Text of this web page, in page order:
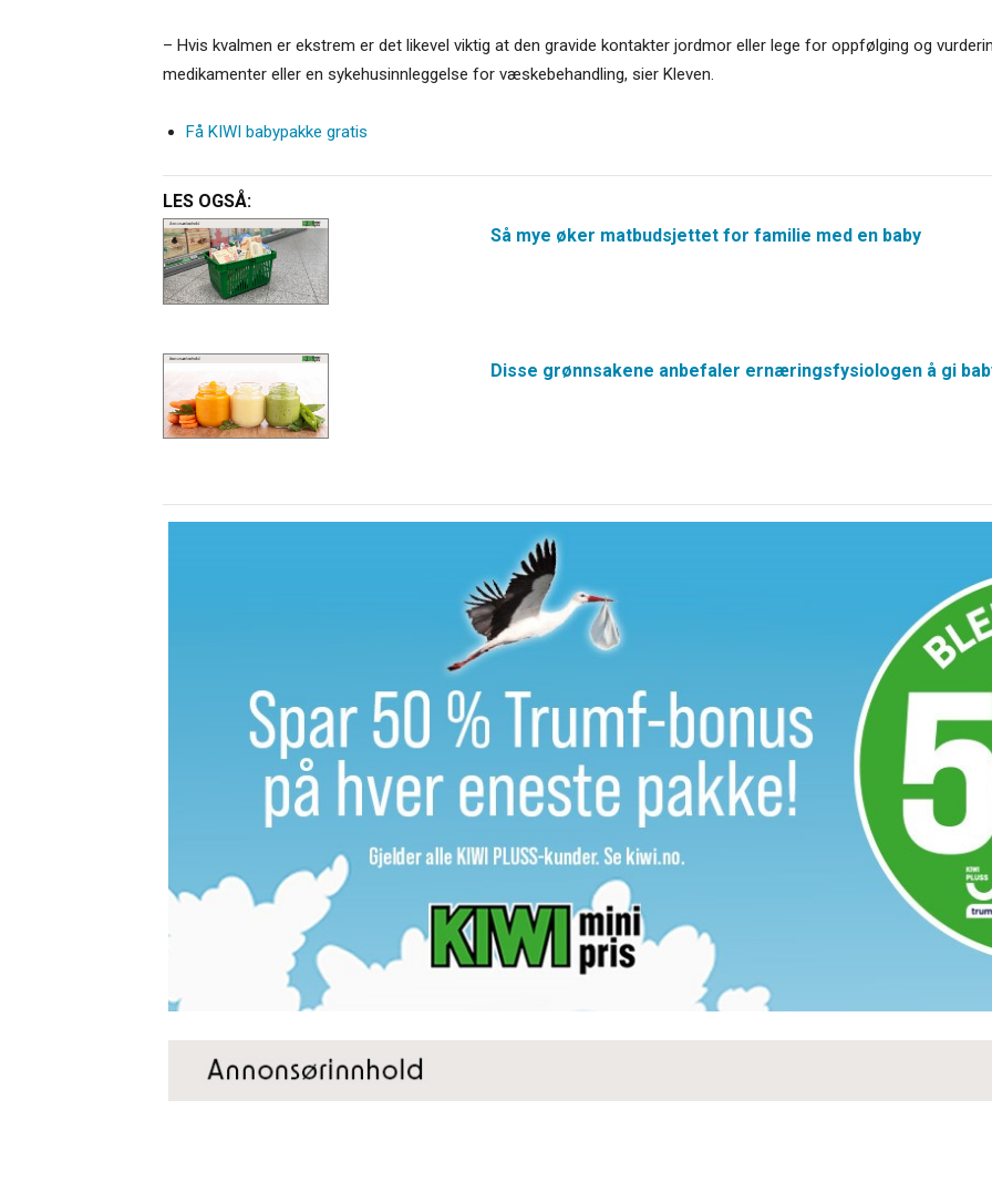
– Hvis kvalmen er ekstrem er det likevel viktig at den gravide kontakter jordmor eller lege for oppfølging og
medikamenter eller en sykehusinnleggelse for væskebehandling, sier Kleven.
Få KIWI babypakke gratis
LES OGSÅ:
Så mye øker matbudsjettet for familie med en baby
Disse grønnsakene anbefaler ernæringsfysiologen å gi